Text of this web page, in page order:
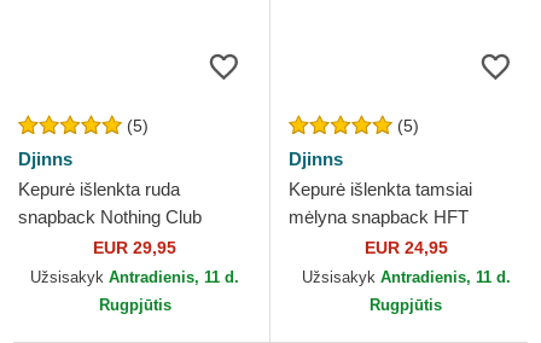
(5)
Djinns
Kepurė išlenkta ruda
snapback Nothing Club
EUR 29,95
Užsisakyk Antradienis, 11 d.
Rugpjūtis
(5)
Djinns
Kepurė išlenkta tamsiai
mėlyna snapback HFT
Glencheck Djinns
EUR 24,95
Užsisakyk Antradienis, 11 d.
Rugpjūtis